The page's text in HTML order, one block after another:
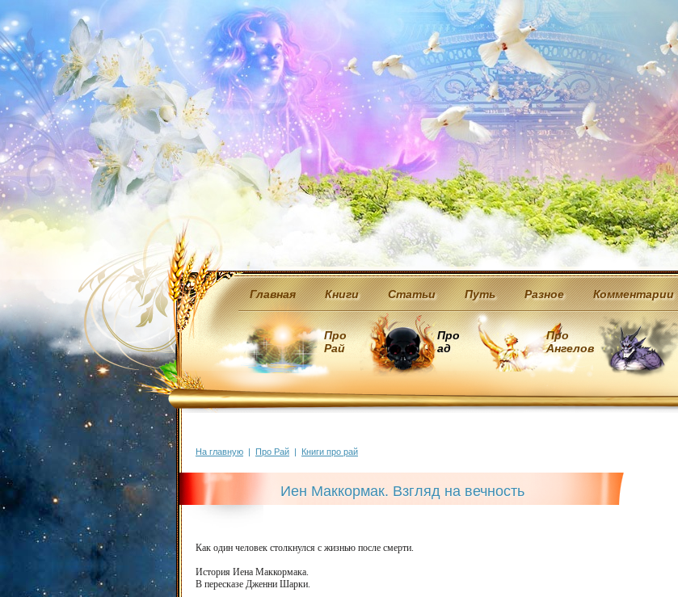
Главная Книги Статьи Путь Разное Комментарии
Про
Рай
Про
ад
Про
Ангелов
На главную | Про Рай | Книги про рай
Иен Маккормак. Взгляд на вечность
Как один человек столкнулся с жизнью после смерти.
История Иена Маккормака.
В пересказе Дженни Шарки.